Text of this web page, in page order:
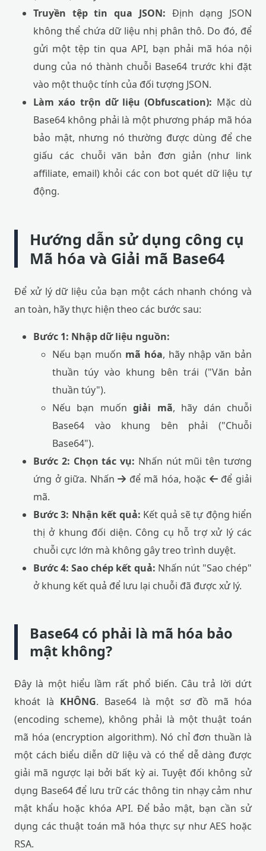
Truyền tệp tin qua JSON: Định dạng JSON
không thể chứa dữ liệu nhị phân thô. Do đó, để
gửi một tệp tin qua API, bạn phải mã hóa nội
dung của nó thành chuỗi Base64 trước khi đặt
vào một thuộc tính của đối tượng JSON.
Làm xáo trộn dữ liệu (Obfuscation): Mặc dù
Base64 không phải là một phương pháp mã hóa
bảo mật, nhưng nó thường được dùng để che
giấu các chuỗi văn bản đơn giản (như link
affiliate, email) khỏi các con bot quét dữ liệu tự
động.
Hướng dẫn sử dụng công cụ
Mã hóa và Giải mã Base64
Để xử lý dữ liệu của bạn một cách nhanh chóng và
an toàn, hãy thực hiện theo các bước sau:
Bước 1: Nhập dữ liệu nguồn:
Nếu bạn muốn mã hóa, hãy nhập văn bản
thuần túy vào khung bên trái ("Văn bản
thuần túy").
Nếu bạn muốngiải mã, hãy dán chuỗi
Base64 vào khung bên phải ("Chuỗi
Base64").
Bước 2: Chọn tác vụ: Nhấn nút mũi tên tương
ứng ở giữa. Nhấn
để mã hóa, hoặc
để giải
mã.
Bước 3: Nhận kết quả: Kết quả sẽ tự động hiển
thị ở khung đối diện. Công cụ hỗ trợ xử lý các
chuỗi cực lớn mà không gây treo trình duyệt.
Bước 4: Sao chép kết quả: Nhấn nút "Sao chép"
ở khung kết quả để lưu lại chuỗi đã được xử lý.
Base64 có phải là mã hóa bảo
mật không?
Đây là một hiểu lầm rất phổ biến. Câu trả lời dứt
khoát là KHÔNG. Base64 là một sơ đồ mã hóa
(encoding scheme), không phải là một thuật toán
mã hóa (encryption algorithm). Nó chỉ đơn thuần là
một cách biểu diễn dữ liệu và có thể dễ dàng được
giải mã ngược lại bởi bất kỳ ai. Tuyệt đối không sử
dụng Base64 để lưu trữ các thông tin nhạy cảm như
mật khẩu hoặc khóa API. Để bảo mật, bạn cần sử
dụng các thuật toán mã hóa thực sự như AES hoặc
RSA.